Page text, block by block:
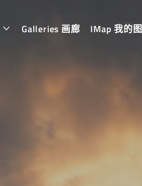
Galleries 画廊 IMap 我的图